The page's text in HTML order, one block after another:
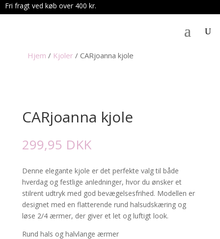
Fri fragt ved køb over 400 kr.
Hjem / Kjoler / CARjoanna kjole
CARjoanna kjole
299,95 DKK
Denne elegante kjole er det perfekte valg til både
hverdag og festlige anledninger, hvor du ønsker et
stilrent udtryk med god bevægelsesfrihed. Modellen er
designet med en flatterende rund halsudskæring og
løse 2/4 ærmer, der giver et let og luftigt look.
Rund hals og halvlange ærmer